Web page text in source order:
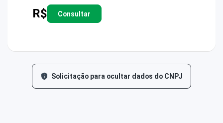
R$ Consultar
Solicitação para ocultar dados do CNPJ